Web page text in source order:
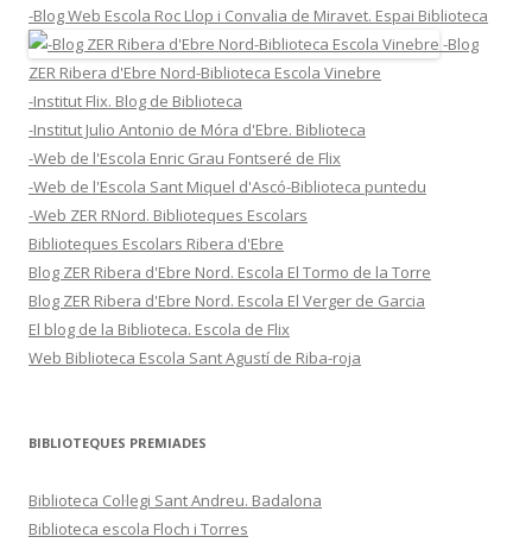
-Blog Web Escola Roc Llop i Convalia de Miravet. Espai Biblioteca
-Blog
ZER Ribera d'Ebre Nord-Biblioteca Escola Vinebre
-Institut Flix. Blog de Biblioteca
-Institut Julio Antonio de Móra d'Ebre. Biblioteca
-Web de l'Escola Enric Grau Fontseré de Flix
-Web de l'Escola Sant Miquel d'Ascó-Biblioteca puntedu
-Web ZER RNord. Biblioteques Escolars
Biblioteques Escolars Ribera d'Ebre
Blog ZER Ribera d'Ebre Nord. Escola El Tormo de la Torre
Blog ZER Ribera d'Ebre Nord. Escola El Verger de Garcia
El blog de la Biblioteca. Escola de Flix
Web Biblioteca Escola Sant Agustí de Riba-roja
BIBLIOTEQUES PREMIADES
Biblioteca Col·legi Sant Andreu. Badalona
Biblioteca escola Floch i Torres